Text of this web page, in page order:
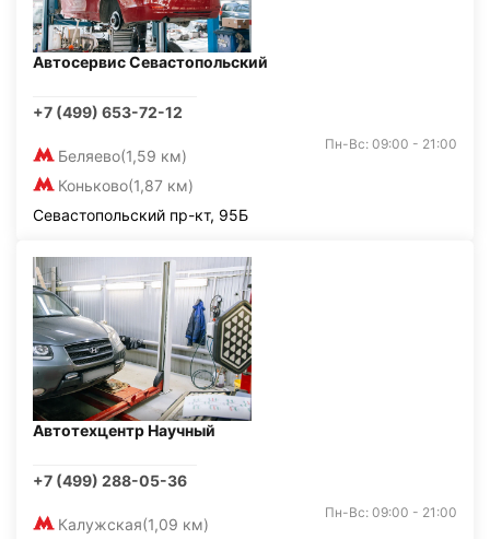
Автосервис Севастопольский
+7 (499) 653-72-12
Беляево(1,59 км)
Коньково(1,87 км)
Пн-Вс: 09:00 - 21:00
Севастопольский пр-кт, 95Б
Автотехцентр Научный
+7 (499) 288-05-36
Калужская(1,09 км)
Пн-Вс: 09:00 - 21:00